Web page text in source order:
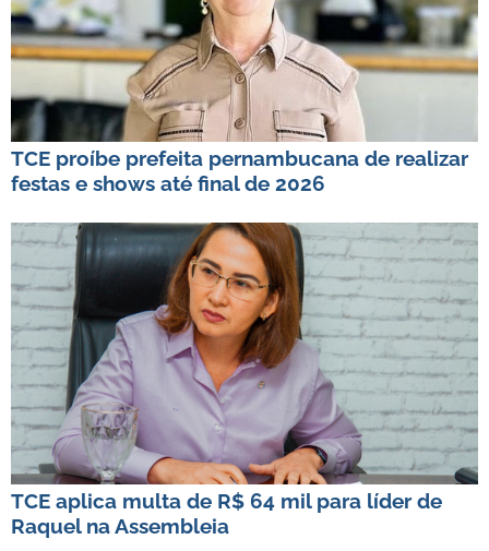
TCE proíbe prefeita pernambucana de realizar
festas e shows até final de 2026
TCE aplica multa de R$ 64 mil para líder de
Raquel na Assembleia